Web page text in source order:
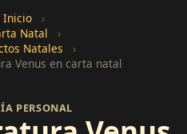
Inicio
›
Natal
›
Natales
›
Venus en carta natal
PERSONAL